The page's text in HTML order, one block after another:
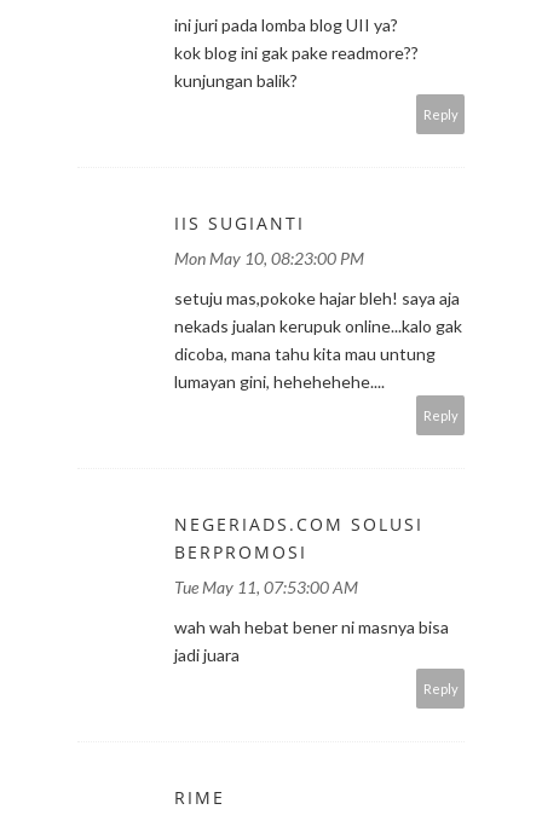
ini juri pada lomba blog UII ya?
kok blog ini gak pake readmore??
kunjungan balik?
Reply
IIS SUGIANTI
Mon May 10, 08:23:00 PM
setuju mas,pokoke hajar bleh! saya aja
nekads jualan kerupuk online...kalo gak
dicoba, mana tahu kita mau untung
lumayan gini, hehehehehe....
Reply
NEGERIADS.COM SOLUSI
BERPROMOSI
Tue May 11, 07:53:00 AM
wah wah hebat bener ni masnya bisa
jadi juara
Reply
RIME